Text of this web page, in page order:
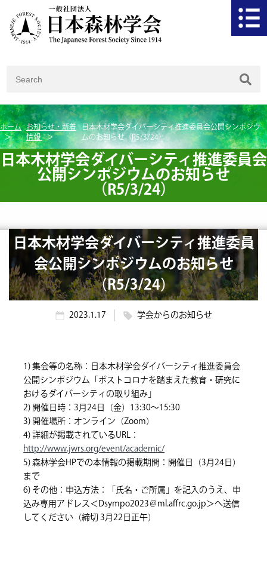
ホーム お知らせ・新着
情報
日本木材学会ダイバーシティ推進委員会公開シンポジウ
ムのお知らせ（R5/3/24）
日本木材学会ダイバーシティ推進委員会
公開シンポジウムのお知らせ
（R5/3/24）
日本木材学会ダイバーシティ推進委員
会公開シンポジウムのお知らせ
（R5/3/24）
2023.1.17 学会からのお知らせ
1) 集会等の名称：日本木材学会ダイバーシティ推進委員会
公開シンポジウム「ポストコロナを踏まえた教育・研究に
おけるダイバーシティの取り組み」
2) 開催日時：3月24日（金）13:30～15:30
3) 開催場所：オンライン（Zoom）
4) 詳細が掲載されているURL：
http://www.jwrs.org/event/academic/
5) 森林学会HPでの本情報の掲載期間：開催日（3月24日）
まで
6) その他：申込方法：「氏名・ご所属」を記入のうえ、申
込み専用アドレス＜Dsympo2023＠ml.affrc.go.jp＞へ送信
してください（締切 3月22日正午）